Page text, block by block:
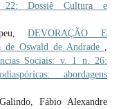
Dossiê Cultura e
DEVORAÇÃO E
Oswald de Andrade ,
Sociais: v. 1 n. 26:
abordagens
Fábio Alexandre